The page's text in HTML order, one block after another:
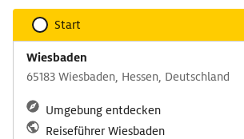
Start
Wiesbaden
65183 Wiesbaden, Hessen, Deutschland
Umgebung entdecken
Reiseführer Wiesbaden